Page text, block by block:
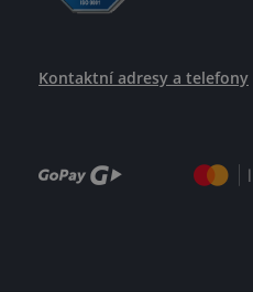
Kontaktní adresy a telefony